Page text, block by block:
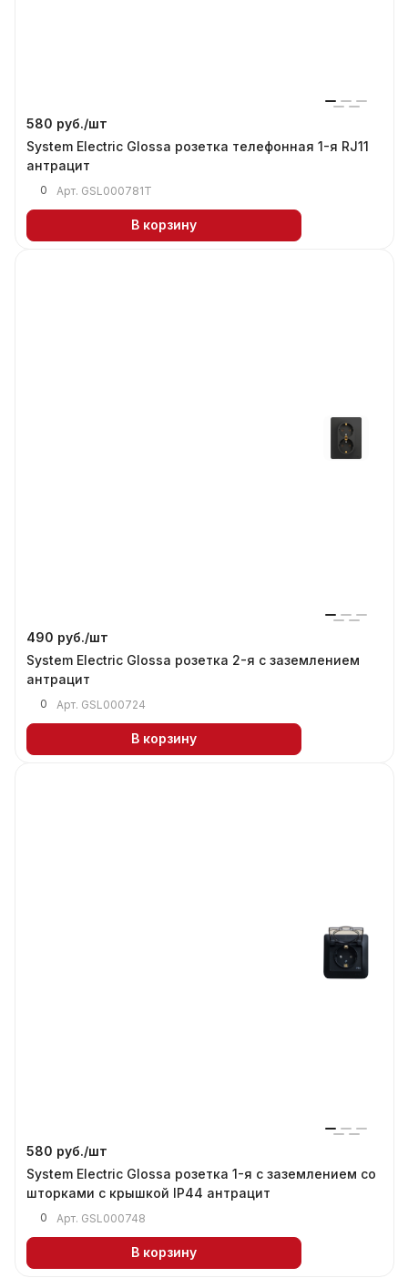
580 руб./шт
System Electric Glossa розетка телефонная 1-я RJ11
антрацит
0 Арт. GSL000781T
В корзину
490 руб./шт
System Electric Glossa розетка 2-я с заземлением
антрацит
0 Арт. GSL000724
В корзину
580 руб./шт
System Electric Glossa розетка 1-я с заземлением со
шторками с крышкой IP44 антрацит
0 Арт. GSL000748
В корзину